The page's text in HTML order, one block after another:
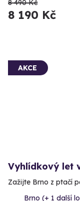
8 490 Kč
8 190 Kč
AKCE
Vyhlídkový let
Zažijte Brno z ptačí
Brno (+ 1 další